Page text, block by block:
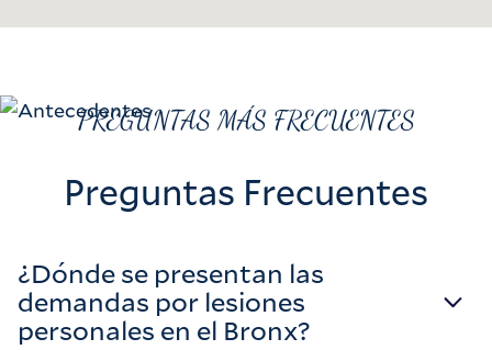
PREGUNTAS MÁS FRECUENTES
Preguntas Frecuentes
¿Dónde se presentan las
demandas por lesiones
personales en el Bronx?